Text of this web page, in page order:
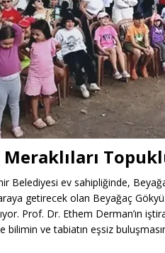
Belediyesi ev sahipliğinde,
getirecek olan Beyağaç
Prof. Dr. Ethem Derman’ın
bilimin ve tabiatın eşsiz